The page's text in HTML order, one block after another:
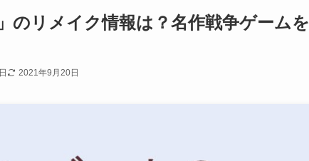
のリメイク情報は？名作戦争ゲームを
2021年9月20日